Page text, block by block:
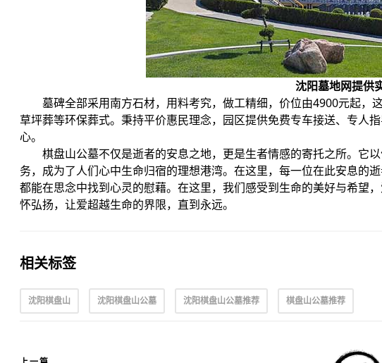
沈阳墓地网提供
墓碑全部采用南方石材，用料考究，做工精细，价位由4900元起，
草坪葬等环保葬式。秉持平价惠民理念，园区提供免费专车接送、专人
心。
棋盘山公墓不仅是逝者的安息之地，更是生者情感的寄托之所。它
务，成为了人们心中生命归宿的理想港湾。在这里，每一位在此安息的
都能在思念中找到心灵的慰藉。在这里，我们感受到生命的美好与希望
怀弘扬，让爱超越生命的界限，直到永远。
相关标签
沈阳棋盘山 沈阳棋盘山公墓 沈阳棋盘山公墓推荐 棋盘山公墓推荐